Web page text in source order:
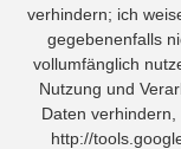
verhindern; ich
gegebenenfalls
vollumfänglich
Nutzung und
Daten
http://